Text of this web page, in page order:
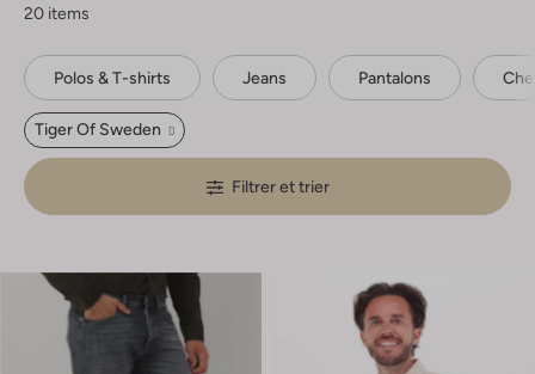
20 items
Polos & T-shirts Jeans Pantalons
Tiger Of Sweden
Filtrer et trier